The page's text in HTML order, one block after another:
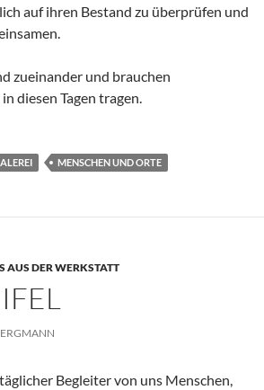
auf ihren Bestand zu überprüfen und
zueinander und brauchen
diesen Tagen tragen.
MENSCHEN UND ORTE
AUS DER WERKSTATT
Begleiter von uns Menschen,